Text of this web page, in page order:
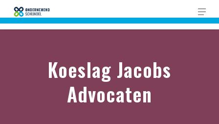
Skip
to
Koeslag Jacobs
Advocaten
Close